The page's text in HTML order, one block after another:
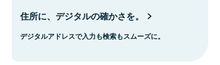
住所に、デジタルの確かさを。
デジタルアドレスで入力も検索もスムーズに。